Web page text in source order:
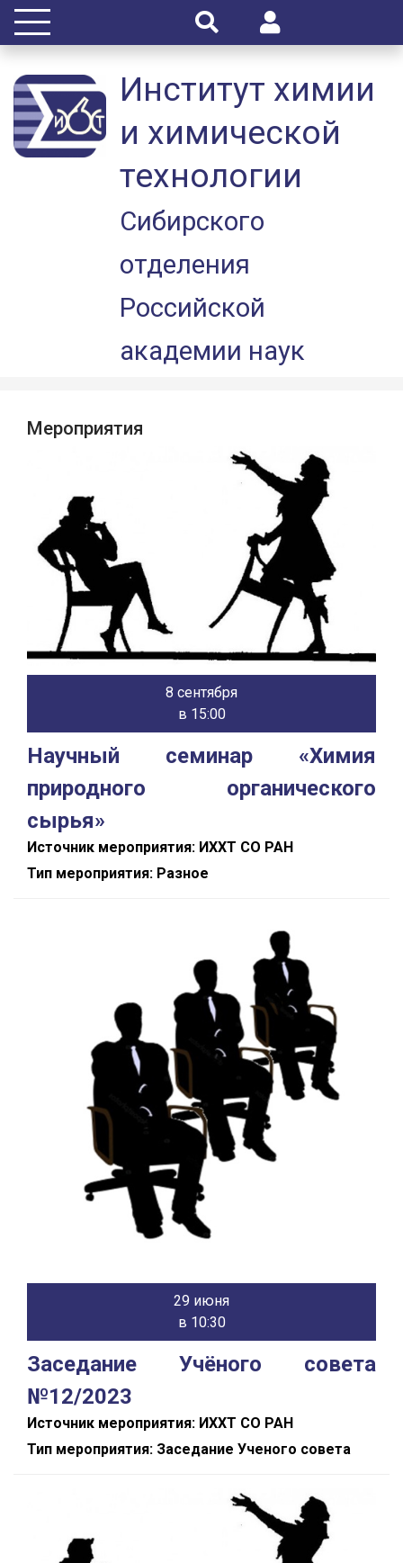
Институт химии
и химической
технологии
Сибирского
отделения
Российской
академии наук
Мероприятия
8 сентября
в 15:00
Научный семинар «Химия
природного органического
сырья»
Источник мероприятия: ИХХТ СО РАН
Тип мероприятия: Разное
29 июня
в 10:30
Заседание Учёного совета
№12/2023
Источник мероприятия: ИХХТ СО РАН
Тип мероприятия: Заседание Ученого совета